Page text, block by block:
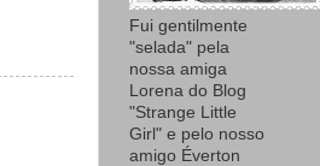
Fui gentilmente
"selada" pela
nossa amiga
Lorena do Blog
"Strange Little
Girl" e pelo nosso
amigo Éverton